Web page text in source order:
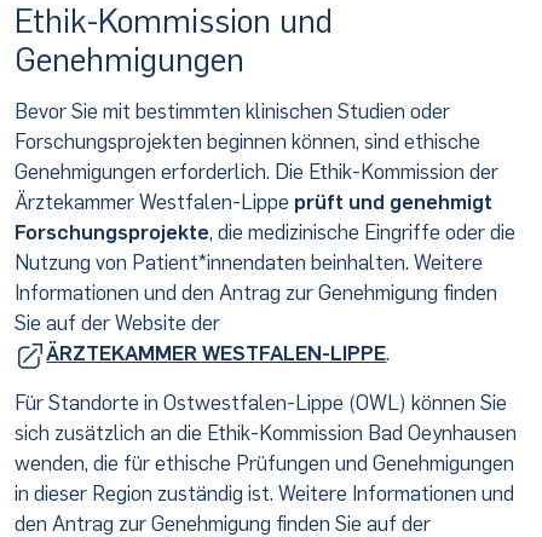
Ethik-Kommission und
Genehmigungen
Bevor Sie mit bestimmten klinischen Studien oder
Forschungsprojekten beginnen können, sind ethische
Genehmigungen erforderlich. Die Ethik-Kommission der
Ärztekammer Westfalen-Lippe prüft und genehmigt
Forschungsprojekte, die medizinische Eingriffe oder die
Nutzung von Patient*innendaten beinhalten. Weitere
Informationen und den Antrag zur Genehmigung finden
Sie auf der Website der
ÄRZTEKAMMER WESTFALEN-LIPPE.
Für Standorte in Ostwestfalen-Lippe (OWL) können Sie
sich zusätzlich an die Ethik-Kommission Bad Oeynhausen
wenden, die für ethische Prüfungen und Genehmigungen
in dieser Region zuständig ist. Weitere Informationen und
den Antrag zur Genehmigung finden Sie auf der